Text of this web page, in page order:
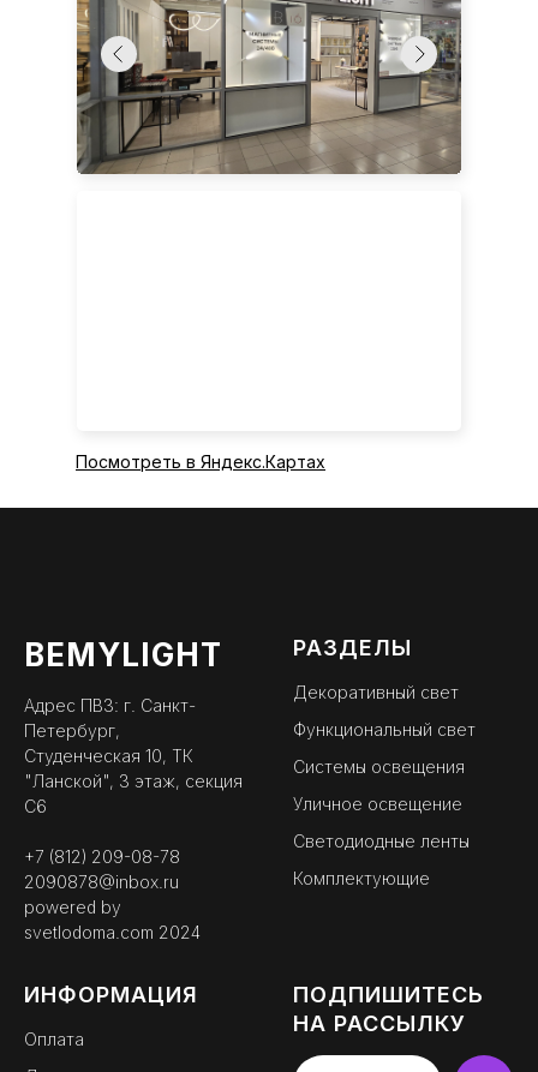
Посмотреть в Яндекс.Картах
BEMYLIGHT
Адрес ПВЗ: г. Санкт-
Петербург,
Студенческая 10, ТК
"Ланской", 3 этаж, секция
С6
+7 (812) 209-08-78
2090878@inbox.ru
powered by
svetlodoma.com 2024
РАЗДЕЛЫ
Декоративный свет
Функциональный свет
Системы освещения
Уличное освещение
Светодиодные ленты
Комплектующие
ИНФОРМАЦИЯ
Оплата
ПОДПИШИТЕСЬ
НА РАССЫЛКУ